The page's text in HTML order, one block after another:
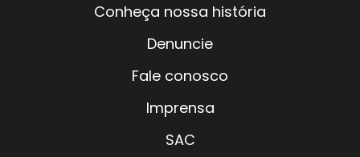
Conheça nossa história
Denuncie
Fale conosco
Imprensa
SAC